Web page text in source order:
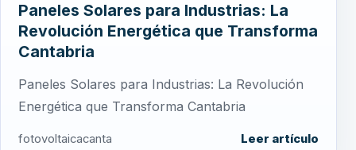
Paneles Solares para Industrias: La
Revolución Energética que Transforma
Cantabria
Paneles Solares para Industrias: La Revolución
Energética que Transforma Cantabria
fotovoltaicacanta Leer artículo